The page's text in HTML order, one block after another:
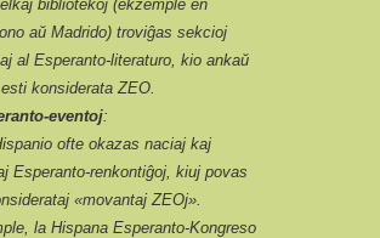
bibliotekoj (ekzemple en
aŭ Madrido) troviĝas sekcioj
al Esperanto-literaturo, kio ankaŭ
konsiderata ZEO.
eventoj:
ofte okazas naciaj kaj
Esperanto-renkontiĝoj, kiuj povas
«movantaj ZEOj».
la Hispana Esperanto-Kongreso